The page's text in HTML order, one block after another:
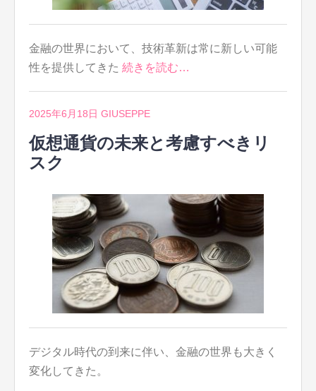
金融の世界において、技術革新は常に新しい可能
性を提供してきた 続きを読む…
2025年6月18日 GIUSEPPE
仮想通貨の未来と考慮すべきリ
スク
デジタル時代の到来に伴い、金融の世界も大きく
変化してきた。